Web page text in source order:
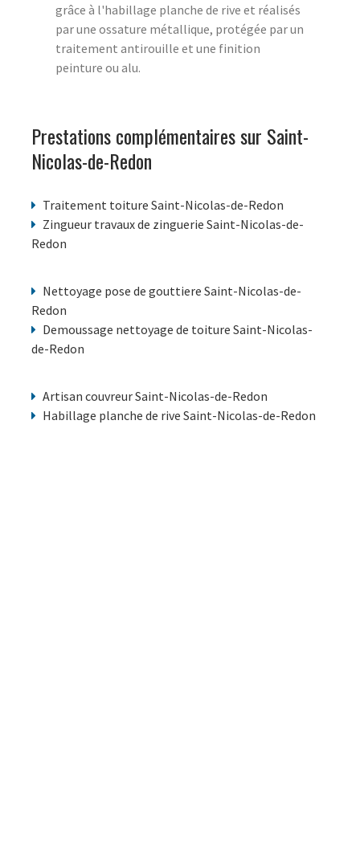
grâce à l'habillage planche de rive et réalisés
par une ossature métallique, protégée par un
traitement antirouille et une finition
peinture ou alu.
Prestations complémentaires sur Saint-
Nicolas-de-Redon
Traitement toiture Saint-Nicolas-de-Redon
Zingueur travaux de zinguerie Saint-Nicolas-de-
Redon
Nettoyage pose de gouttiere Saint-Nicolas-de-
Redon
Demoussage nettoyage de toiture Saint-Nicolas-
de-Redon
Artisan couvreur Saint-Nicolas-de-Redon
Habillage planche de rive Saint-Nicolas-de-Redon